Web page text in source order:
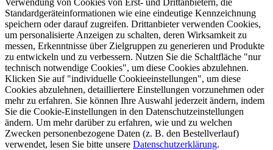
Verwendung von Cookies von Erst- und Drittanbietern, die
Standardgeräteinformationen wie eine eindeutige Kennzeichnung
speichern oder darauf zugreifen. Drittanbieter verwenden Cookies,
um personalisierte Anzeigen zu schalten, deren Wirksamkeit zu
messen, Erkenntnisse über Zielgruppen zu generieren und Produkte
zu entwickeln und zu verbessern. Nutzen Sie die Schaltfläche "nur
technisch notwendige Cookies", um diese Cookies abzulehnen.
Klicken Sie auf "individuelle Cookieeinstellungen", um diese
Cookies abzulehnen, detailliertere Einstellungen vorzunehmen oder
mehr zu erfahren. Sie können Ihre Auswahl jederzeit ändern, indem
Sie die Cookie-Einstellungen in den Datenschutzeinstellungen
ändern. Um mehr darüber zu erfahren, wie und zu welchen
Zwecken personenbezogene Daten (z. B. den Bestellverlauf)
verwendet, lesen Sie bitte unsere Datenschutzerklärung.